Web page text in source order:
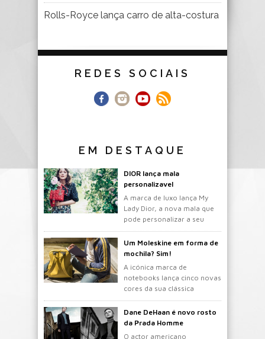
Rolls-Royce lança carro de alta-costura
REDES SOCIAIS
EM DESTAQUE
DIOR lança mala
personalizavel
A marca de luxo lança My
Lady Dior, a nova mala que
pode personalizar a seu
gosto.
Um Moleskine em forma de
mochila? Sim!
A icónica marca de
notebooks lança cinco novas
cores da sua clássica
mochila.
Dane DeHaan é novo rosto
da Prada Homme
O actor americano